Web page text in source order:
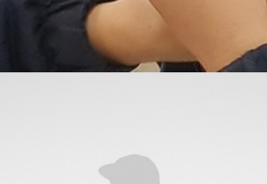
Proyectos